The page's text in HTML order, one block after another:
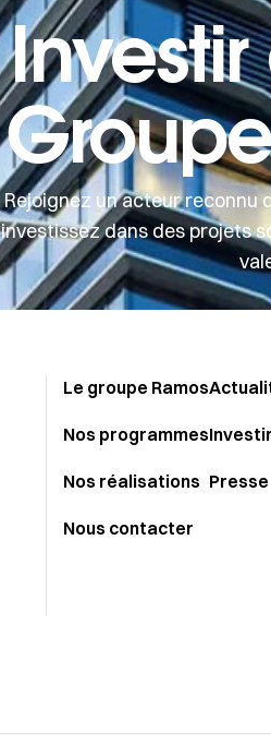
Rejoignez un acteur reconnu
investissez dans des projets
Le groupe Ramos
Nos programmes
Nos réalisations
Nous contacter
Presse